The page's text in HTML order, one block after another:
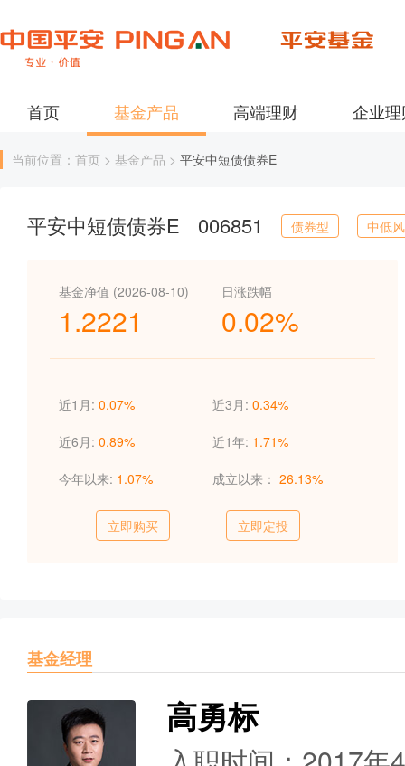
首页 基金产品 高端理财 企业
当前位置：首页 > 基金产品 > 平安中短债债券E
平安中短债债券E 006851 债券型 中低
基金净值 (2026-08-10)
1.2221
日涨跌幅
0.02%
近1月: 0.07% 近3月: 0.34%
近6月: 0.89% 近1年: 1.71%
今年以来: 1.07% 成立以来： 26.13%
立即购买 立即定投
基金经理
高勇标